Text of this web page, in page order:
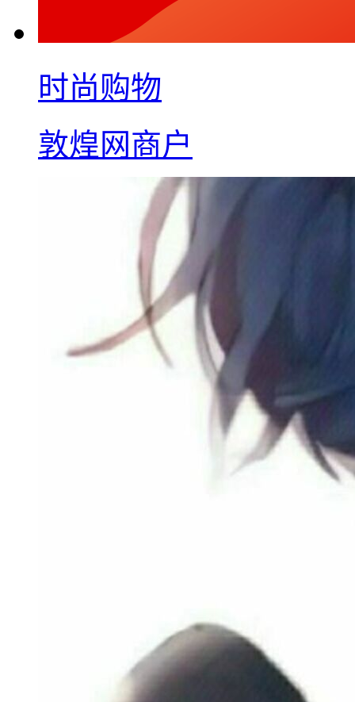
时尚购物
敦煌网商户